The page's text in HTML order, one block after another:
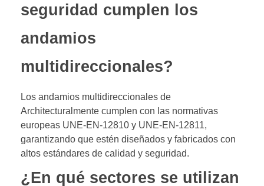
seguridad cumplen los
andamios
multidireccionales?
Los andamios multidireccionales de
Architecturalmente cumplen con las normativas
europeas UNE-EN-12810 y UNE-EN-12811,
garantizando que estén diseñados y fabricados con
altos estándares de calidad y seguridad.
¿En qué sectores se utilizan